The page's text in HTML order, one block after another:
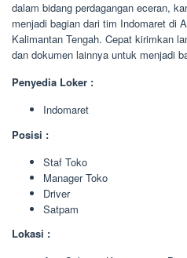
dalam bidang perdagangan eceran,
menjadi bagian dari tim Indomaret di
Kalimantan Tengah. Cepat kirimkan
dan dokumen lainnya untuk menjadi
Penyedia Loker :
Indomaret
Posisi :
Staf Toko
Manager Toko
Driver
Satpam
Lokasi :